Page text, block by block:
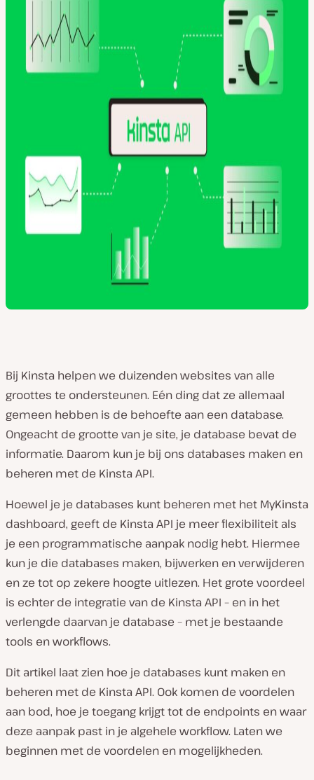
Bij Kinsta helpen we duizenden websites van alle
groottes te ondersteunen. Eén ding dat ze allemaal
gemeen hebben is de behoefte aan een database.
Ongeacht de grootte van je site, je database bevat de
informatie. Daarom kun je bij ons databases maken en
beheren met de Kinsta API.
Hoewel je je databases kunt beheren met het MyKinsta
dashboard, geeft de Kinsta API je meer flexibiliteit als
je een programmatische aanpak nodig hebt. Hiermee
kun je die databases maken, bijwerken en verwijderen
en ze tot op zekere hoogte uitlezen. Het grote voordeel
is echter de integratie van de Kinsta API – en in het
verlengde daarvan je database – met je bestaande
tools en workflows.
Dit artikel laat zien hoe je databases kunt maken en
beheren met de Kinsta API. Ook komen de voordelen
aan bod, hoe je toegang krijgt tot de endpoints en waar
deze aanpak past in je algehele workflow. Laten we
beginnen met de voordelen en mogelijkheden.